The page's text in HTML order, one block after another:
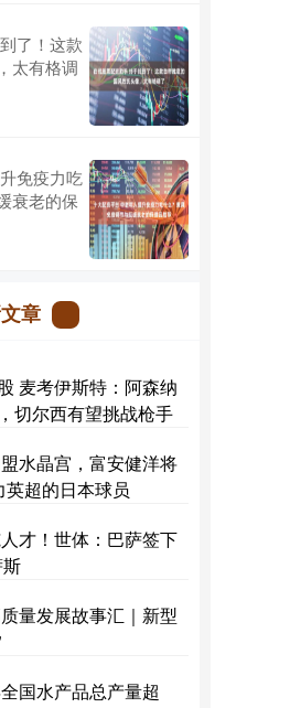
了！这款
太有格调
免疫力吃
衰老的保
章
麦考伊斯特：阿森纳
切尔西有望挑战枪手
水晶宫，富安健洋将
超的日本球员
才！世体：巴萨签下
量发展故事汇｜新型
国水产品总产量超